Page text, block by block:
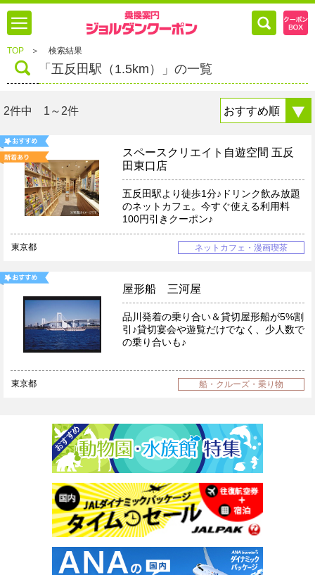
TOP ＞ 検索結果
「五反田駅（1.5km）」の一覧
2件中 1～2件
スペースクリエイト自遊空間 五反
田東口店
五反田駅より徒歩1分♪ドリンク飲み放題
のネットカフェ。今すぐ使える利用料
100円引きクーポン♪
東京都 ネットカフェ・漫画喫茶
屋形船 三河屋
品川発着の乗り合い＆貸切屋形船が5%割
引♪貸切宴会や遊覧だけでなく、少人数で
の乗り合いも♪
東京都 船・クルーズ・乗り物